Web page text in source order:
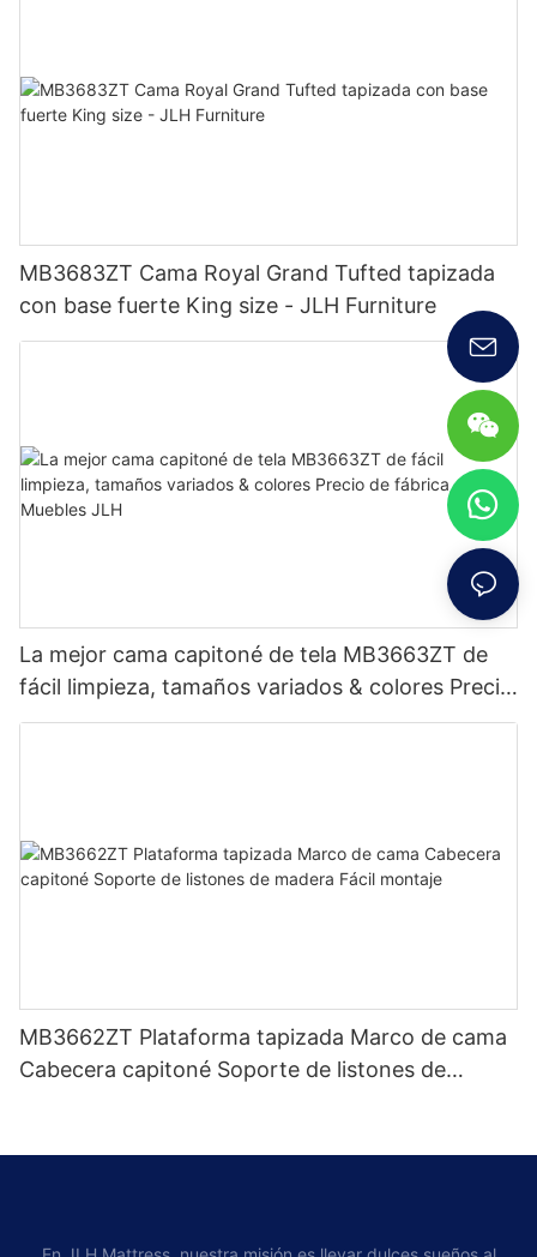
MB3683ZT Cama Royal Grand Tufted tapizada
con base fuerte King size - JLH Furniture
La mejor cama capitoné de tela MB3663ZT de
fácil limpieza, tamaños variados & colores Precio
de fábrica - Muebles JLH
MB3662ZT Plataforma tapizada Marco de cama
Cabecera capitoné Soporte de listones de